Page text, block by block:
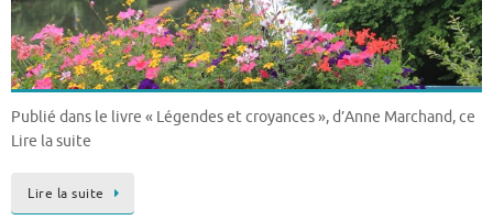
Publié dans le livre « Légendes et croyances », d’Anne Marchand, ce
Lire la suite
Lire la suite